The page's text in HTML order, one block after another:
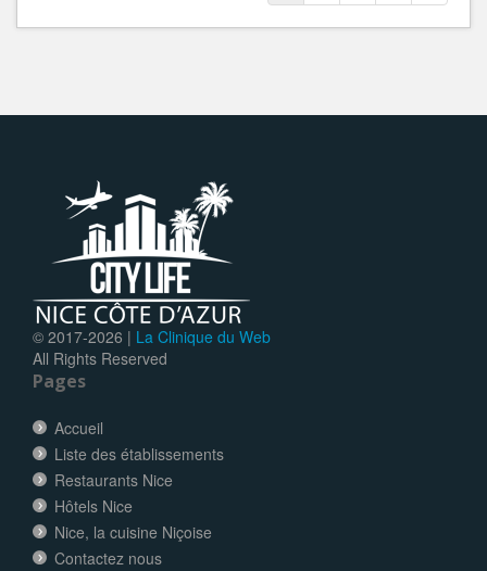
© 2017-2026 | La Clinique du Web
All Rights Reserved
Pages
Accueil
Liste des établissements
Restaurants Nice
Hôtels Nice
Nice, la cuisine Niçoise
Contactez nous